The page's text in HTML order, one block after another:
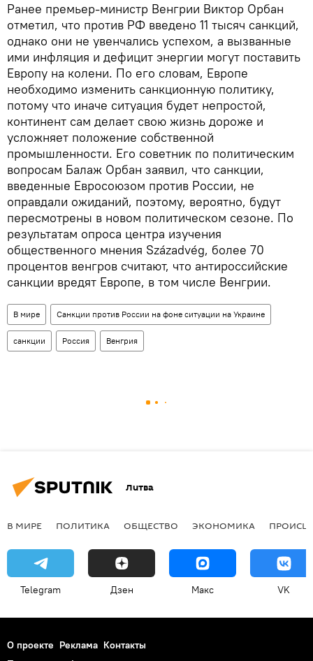
Ранее премьер-министр Венгрии Виктор Орбан
отметил, что против РФ введено 11 тысяч санкций,
однако они не увенчались успехом, а вызванные
ими инфляция и дефицит энергии могут поставить
Европу на колени. По его словам, Европе
необходимо изменить санкционную политику,
потому что иначе ситуация будет непростой,
континент сам делает свою жизнь дороже и
усложняет положение собственной
промышленности. Его советник по политическим
вопросам Балаж Орбан заявил, что санкции,
введенные Евросоюзом против России, не
оправдали ожиданий, поэтому, вероятно, будут
пересмотрены в новом политическом сезоне. По
результатам опроса центра изучения
общественного мнения Századvég, более 70
процентов венгров считают, что антироссийские
санкции вредят Европе, в том числе Венгрии.
В мире Санкции против России на фоне ситуации на Украине
санкции Россия Венгрия
Литва
В МИРЕ ПОЛИТИКА ОБЩЕСТВО ЭКОНОМИКА
Telegram Дзен Макс VK
О проекте Реклама Контакты